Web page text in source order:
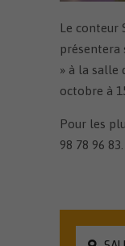
Le conteur
présentera
» à la salle
octobre à
Pour les
98 78 96